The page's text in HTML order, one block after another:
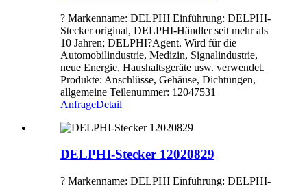
? Markenname: DELPHI Einführung: DELPHI-
Stecker original, DELPHI-Händler seit mehr als
10 Jahren; DELPHI?Agent. Wird für die
Automobilindustrie, Medizin, Signalindustrie,
neue Energie, Haushaltsgeräte usw. verwendet.
Produkte: Anschlüsse, Gehäuse, Dichtungen,
allgemeine Teilenummer: 12047531
AnfrageDetail
DELPHI-Stecker 12020829
? Markenname: DELPHI Einführung: DELPHI-